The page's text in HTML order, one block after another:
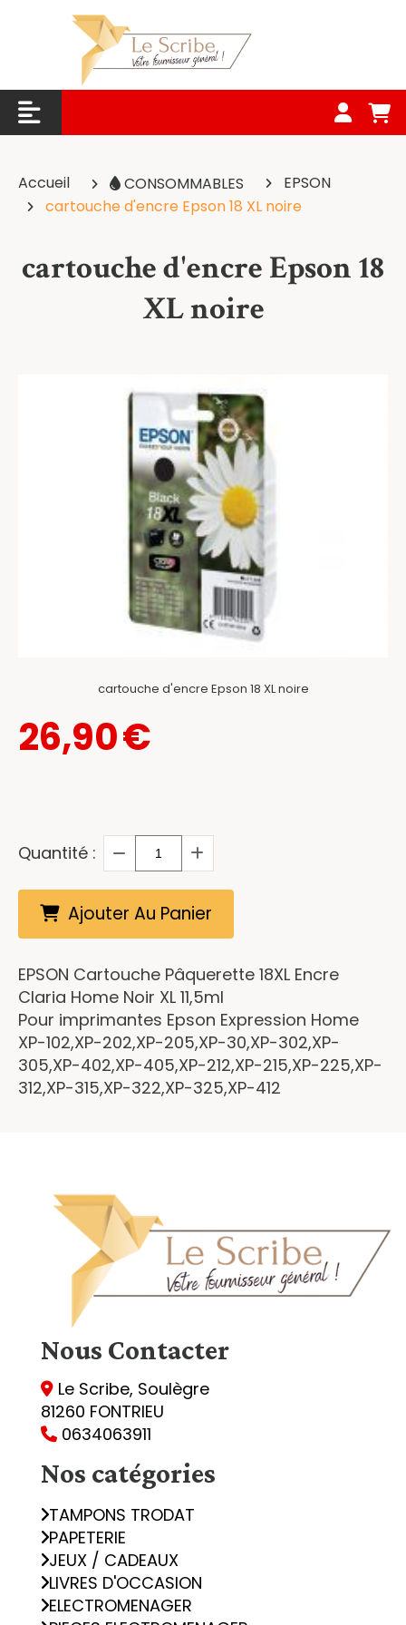
Accueil CONSOMMABLES
EPSON
cartouche d'encre Epson 18 XL noire
cartouche d'encre Epson 18
XL noire
cartouche d'encre Epson 18 XL noire
26,90€
Quantité :
Ajouter Au Panier
EPSON Cartouche Pâquerette 18XL Encre
Claria Home Noir XL 11,5ml
Pour imprimantes Epson Expression Home
XP-102,XP-202,XP-205,XP-30,XP-302,XP-
305,XP-402,XP-405,XP-212,XP-215,XP-225,XP-
312,XP-315,XP-322,XP-325,XP-412
Nous Contacter
 Le Scribe, Soulègre
81260 FONTRIEU
 0634063911
Nos catégories
TAMPONS TRODAT
PAPETERIE
JEUX / CADEAUX
LIVRES D'OCCASION
ELECTROMENAGER